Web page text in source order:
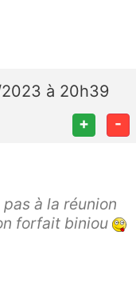
à 20h39
+ -
à la réunion
forfait biniou